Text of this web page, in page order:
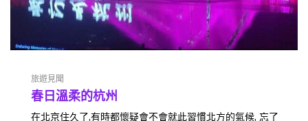
旅遊見聞
春日溫柔的杭州
在北京住久了,有時都懷疑會不會就此習慣北方的氣候, 忘了